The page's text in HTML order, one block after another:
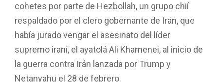
cohetes por parte de Hezbollah, un grupo chií
respaldado por el clero gobernante de Irán, que
había jurado vengar el asesinato del líder
supremo iraní, el ayatolá Ali Khamenei, al inicio de
la guerra contra Irán lanzada por Trump y
Netanyahu el 28 de febrero.